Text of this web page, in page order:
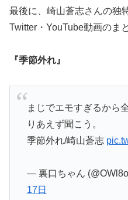
最後に、崎山蒼志さんの独
Twitter・YouTube動画のま
『季節外れ』
まじでエモすぎるから
りあえず聞こう。
季節外れ/崎山蒼志
— 裏口ちゃん
17日